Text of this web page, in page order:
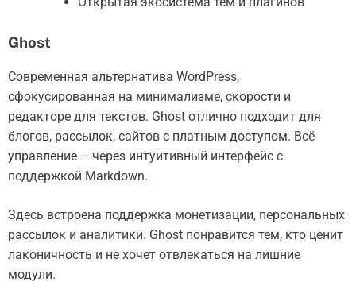
Ghost
Современная альтернатива WordPress,
сфокусированная на минимализме, скорости и
редакторе для текстов. Ghost отлично подходит для
блогов, рассылок, сайтов с платным доступом. Всё
управление – через интуитивный интерфейс с
поддержкой Markdown.
Здесь встроена поддержка монетизации, персональных
рассылок и аналитики. Ghost понравится тем, кто ценит
лаконичность и не хочет отвлекаться на лишние
модули.